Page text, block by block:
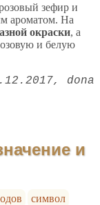
зефир и
ароматом. На
окраски, а
и белую
dona
и
символ